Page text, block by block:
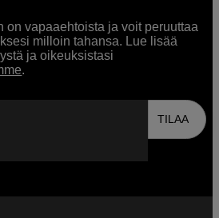
on vapaaehtoista ja voit peruuttaa
milloin tahansa. Lue lisää
ja oikeuksistasi
.
TILAA